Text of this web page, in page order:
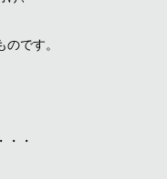
です。
・・